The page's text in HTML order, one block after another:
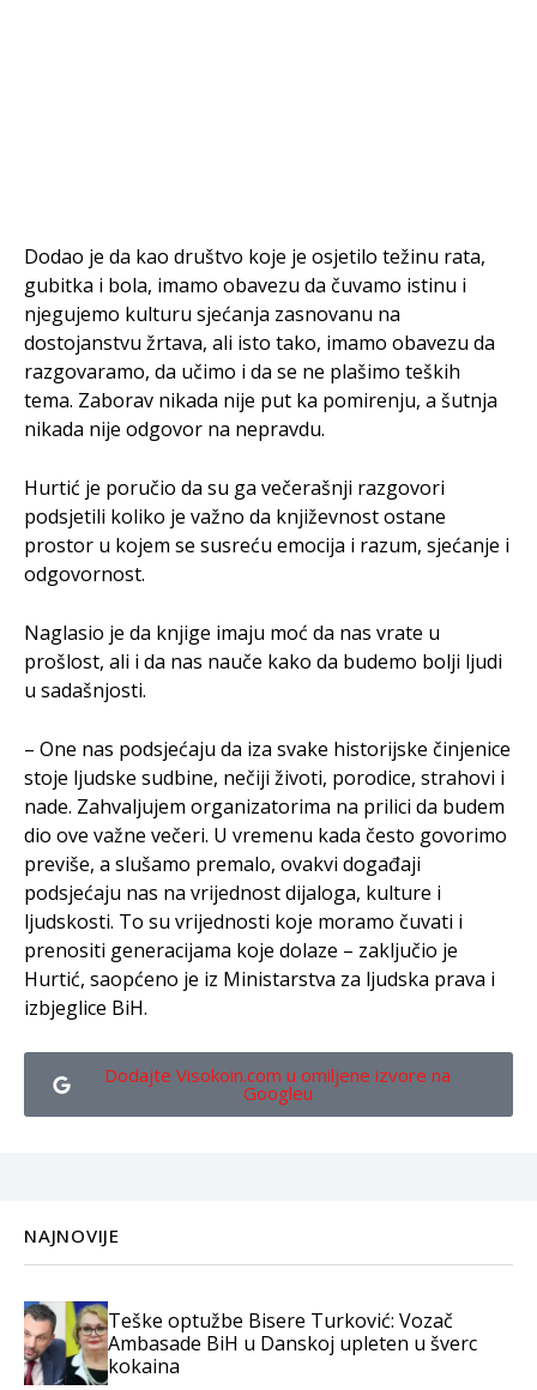
Dodao je da kao društvo koje je osjetilo težinu rata,
gubitka i bola, imamo obavezu da čuvamo istinu i
njegujemo kulturu sjećanja zasnovanu na
dostojanstvu žrtava, ali isto tako, imamo obavezu da
razgovaramo, da učimo i da se ne plašimo teških
tema. Zaborav nikada nije put ka pomirenju, a šutnja
nikada nije odgovor na nepravdu.
Hurtić je poručio da su ga večerašnji razgovori
podsjetili koliko je važno da književnost ostane
prostor u kojem se susreću emocija i razum, sjećanje i
odgovornost.
Naglasio je da knjige imaju moć da nas vrate u
prošlost, ali i da nas nauče kako da budemo bolji ljudi
u sadašnjosti.
– One nas podsjećaju da iza svake historijske činjenice
stoje ljudske sudbine, nečiji životi, porodice, strahovi i
nade. Zahvaljujem organizatorima na prilici da budem
dio ove važne večeri. U vremenu kada često govorimo
previše, a slušamo premalo, ovakvi događaji
podsjećaju nas na vrijednost dijaloga, kulture i
ljudskosti. To su vrijednosti koje moramo čuvati i
prenositi generacijama koje dolaze – zaključio je
Hurtić, saopćeno je iz Ministarstva za ljudska prava i
izbjeglice BiH.
Dodajte Visokoin.com u omiljene izvore na
Googleu
NAJNOVIJE
Teške optužbe Bisere Turković: Vozač
Ambasade BiH u Danskoj upleten u šverc
kokaina